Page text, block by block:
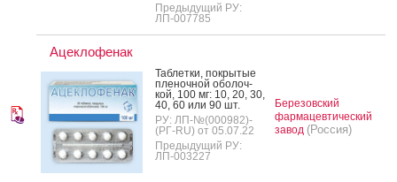
Предыдущий РУ:
ЛП-007785
Ацеклофенак
Таб­летки, пок­ры­тые
пле­ноч­ной обо­лоч­
кой, 100 мг: 10, 20, 30,
40, 60 или 90 шт.
РУ: ЛП-№(000982)-
(РГ-RU) от 05.07.22
Предыдущий РУ:
ЛП-003227
Березовский
фармацевтический
завод (Россия)